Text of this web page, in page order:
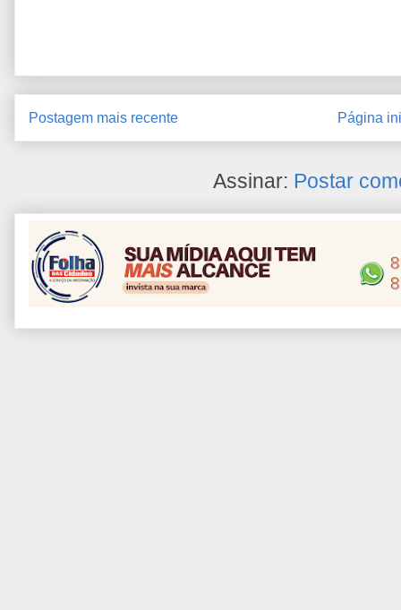
Postagem mais recente Página
Assinar: Postar